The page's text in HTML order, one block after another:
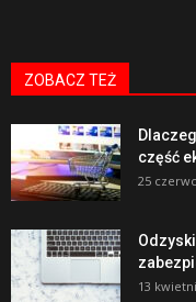
ZOBACZ TEŻ
część
25
13